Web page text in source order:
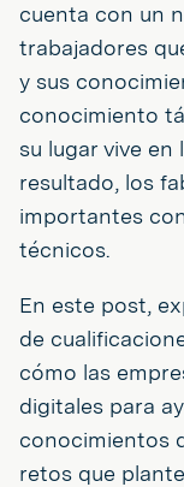
cuenta con un
trabajadores
y sus
conocimiento
su lugar vive
resultado, los
importantes
técnicos.
En este post,
de
cómo las
digitales para
conocimientos
retos que